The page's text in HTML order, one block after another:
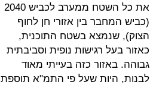
את כל השטח ממערב לכביש 2040
(כביש המחבר בין אזורי חן לחוף
הצוק), שנמצא בשטח התוכנית,
כאזור בעל רגישות נופית וסביבתית
גבוהה. באזור כזה בעייתי מאוד
לבנות, היות שעל פי התמ"א תוספת